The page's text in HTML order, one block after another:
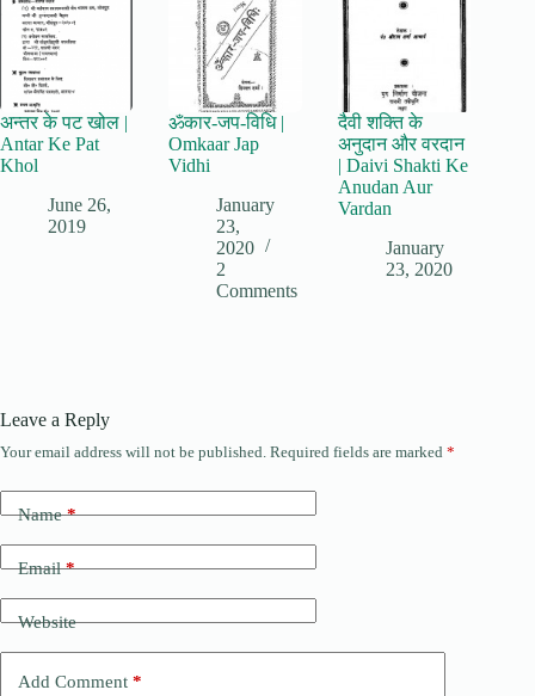
अन्तर के पट खोल |
Antar Ke Pat
Khol
June 26,
2019
ॐकार-जप-विधि |
Omkaar Jap
Vidhi
January
23,
2020
2
Comments
दैवी शक्ति के
अनुदान और वरदान
| Daivi Shakti Ke
Anudan Aur
Vardan
January
23, 2020
Leave a Reply
Your email address will not be published. Required fields are marked *
Name*
Email*
Website
Add Comment *